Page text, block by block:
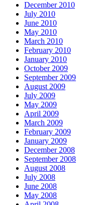
December 2010
July 2010
June 2010
May 2010
March 2010
February 2010
January 2010
October 2009
September 2009
August 2009
July 2009
May 2009
April 2009
March 2009
February 2009
January 2009
December 2008
September 2008
August 2008
July 2008
June 2008
May 2008